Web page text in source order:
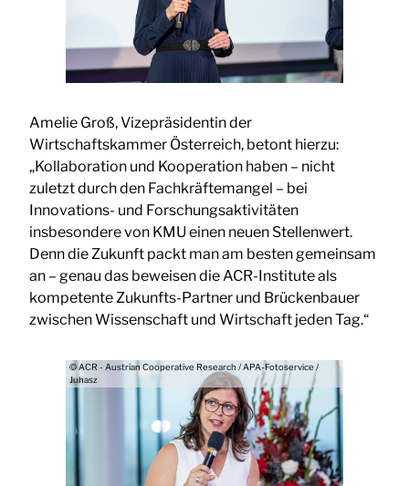
Amelie Groß, Vizepräsidentin der
Wirtschaftskammer Österreich, betont hierzu:
„Kollaboration und Kooperation haben – nicht
zuletzt durch den Fachkräftemangel – bei
Innovations- und Forschungsaktivitäten
insbesondere von KMU einen neuen Stellenwert.
Denn die Zukunft packt man am besten gemeinsam
an – genau das beweisen die ACR-Institute als
kompetente Zukunfts-Partner und Brückenbauer
zwischen Wissenschaft und Wirtschaft jeden Tag.“
© ACR - Austrian Cooperative Research / APA-Fotoservice /
Juhasz